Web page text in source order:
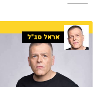
אראל סג"ל